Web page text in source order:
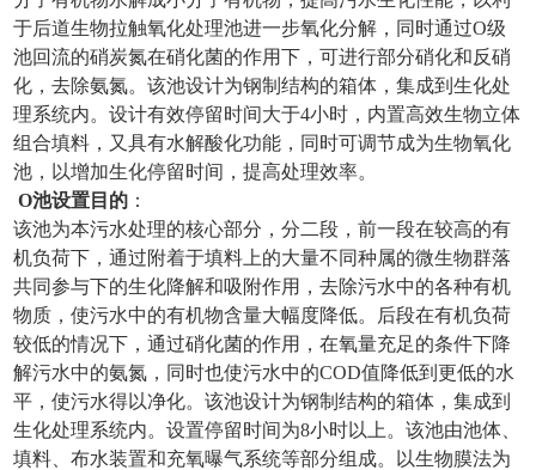
于后道生物拉触氧化处理池进一步氧化分解，同时通过O级
池回流的硝炭氮在硝化菌的作用下，可进行部分硝化和反硝
化，去除氨氮。该池设计为钢制结构的箱体，集成到生化处
理系统内。设计有效停留时间大于4小时，内置高效生物立体
组合填料，又具有水解酸化功能，同时可调节成为生物氧化
池，以增加生化停留时间，提高处理效率。
O池设置目的 ：
该池为本污水处理的核心部分，分二段，前一段在较高的有
机负荷下，通过附着于填料上的大量不同种属的微生物群落
共同参与下的生化降解和吸附作用，去除污水中的各种有机
物质，使污水中的有机物含量大幅度降低。后段在有机负荷
较低的情况下，通过硝化菌的作用，在氧量充足的条件下降
解污水中的氨氮，同时也使污水中的COD值降低到更低的水
平，使污水得以净化。该池设计为钢制结构的箱体，集成到
生化处理系统内。设置停留时间为8小时以上。该池由池体、
填料、布水装置和充氧曝气系统等部分组成。以生物膜法为